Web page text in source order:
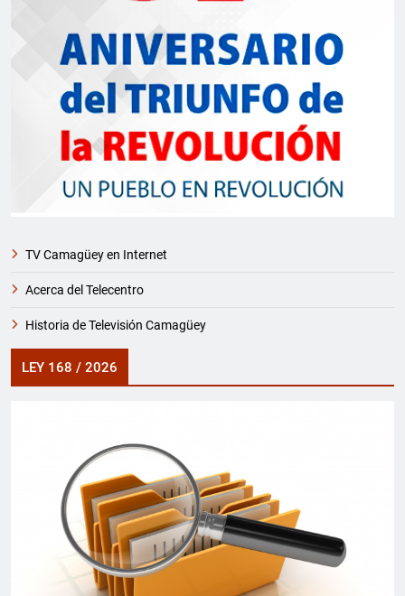
TV Camagüey en Internet
Acerca del Telecentro
Historia de Televisión Camagüey
LEY 168 / 2026